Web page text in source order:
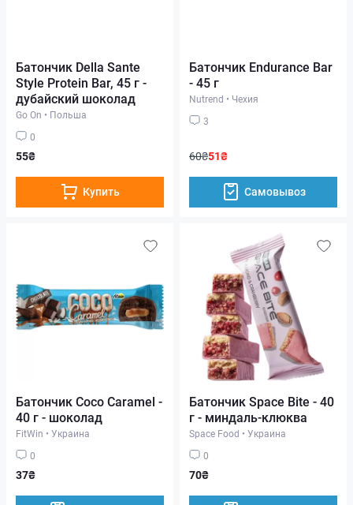
Батончик Della Sante
Style Protein Bar, 45 г -
дубайский шоколад
Go On • Польша
0
55₴
Купить
Батончик Endurance Bar
- 45 г
Nutrend • Чехия
3
60₴51₴
Самовывоз
Батончик Coco Caramel -
40 г - шоколад
FitWin • Украина
0
37₴
Батончик Space Bite - 40
г - миндаль-клюква
Space Food • Украина
0
70₴